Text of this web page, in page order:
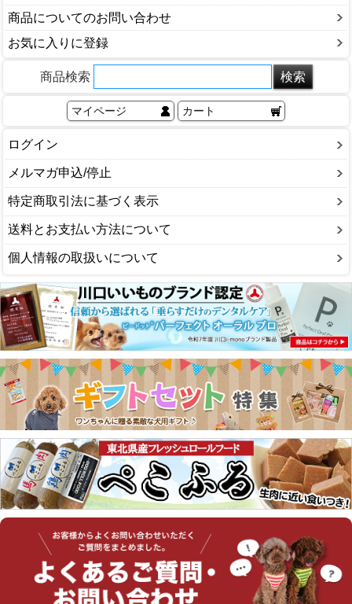
商品についてのお問い合わせ
お気に入りに登録
商品検索
マイページ カート
ログイン
メルマガ申込/停止
特定商取引法に基づく表示
送料とお支払い方法について
個人情報の取扱いについて